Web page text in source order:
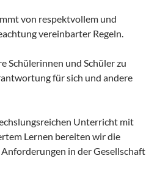
von respektvollem und
vereinbarter Regeln.
Schülerinnen und Schüler zu
für sich und andere
Unterricht mit
Lernen bereiten wir die
in der Gesellschaft